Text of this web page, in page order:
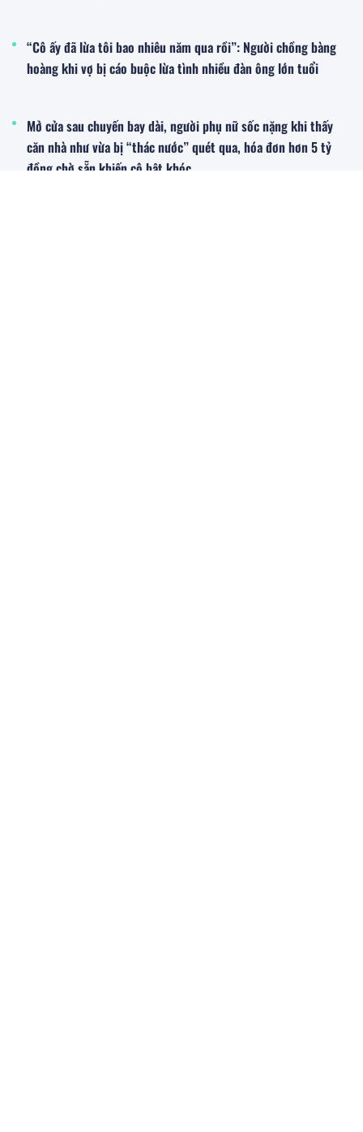
“Cô ấy đã lừa tôi bao nhiêu năm qua rồi”: Người chồng bàng
hoàng khi vợ bị cáo buộc lừa tình nhiều đàn ông lớn tuổi
Mở cửa sau chuyến bay dài, người phụ nữ sốc nặng khi thấy
căn nhà như vừa bị “thác nước” quét qua, hóa đơn hơn 5 tỷ
đồng chờ sẵn khiến cô bật khóc